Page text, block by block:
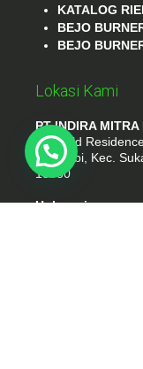
KATALOG
BEJO
BEJO
Lokasi Kami
PT INDIRA MITRA
Emerald
Kosambi, Kec.
15530
Hubungi